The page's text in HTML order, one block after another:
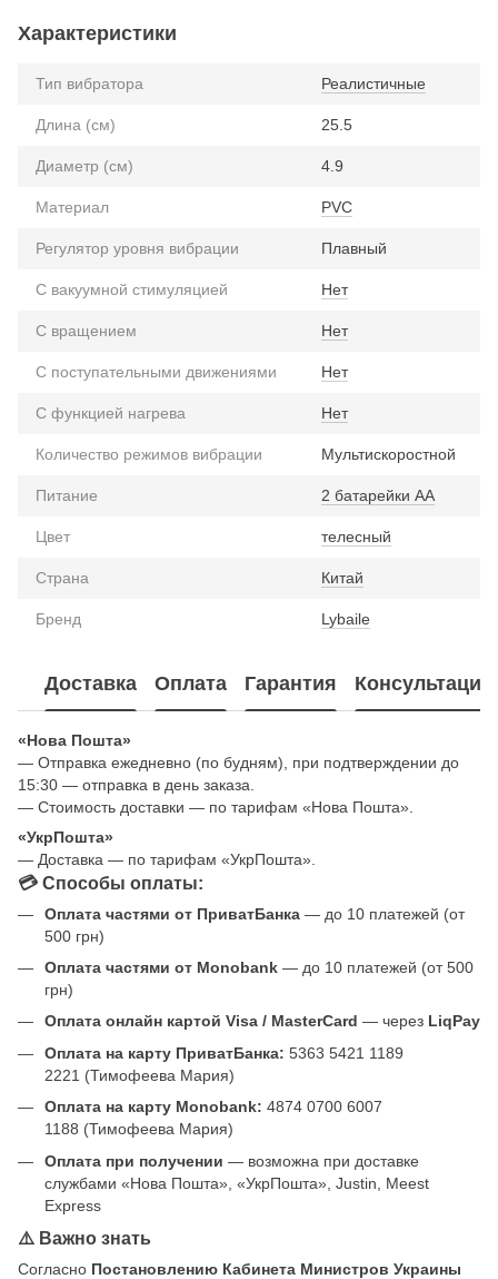
Характеристики
Тип вибратора Реалистичные
Длина (см) 25.5
Диаметр (см) 4.9
Материал PVC
Регулятор уровня вибрации Плавный
С вакуумной стимуляцией Нет
С вращением Нет
С поступательными движениями Нет
С функцией нагрева Нет
Количество режимов вибрации Мультискоростной
Питание 2 батарейки АА
Цвет телесный
Страна Китай
Бренд Lybaile
Доставка Оплата Гарантия Консультация
«Нова Пошта»
— Отправка ежедневно (по будням), при подтверждении до
15:30 — отправка в день заказа.
— Стоимость доставки — по тарифам «Нова Пошта».
«УкрПошта»
— Доставка — по тарифам «УкрПошта».
💳 Способы оплаты:
Оплата частями от ПриватБанка — до 10 платежей (от
500 грн)
Оплата частями от Monobank — до 10 платежей (от 500
грн)
Оплата онлайн картой Visa / MasterCard — через LiqPay
Оплата на карту ПриватБанка: 5363 5421 1189
2221 (Тимофеева Мария)
Оплата на карту Monobank: 4874 0700 6007
1188 (Тимофеева Мария)
Оплата при получении — возможна при доставке
службами «Нова Пошта», «УкрПошта», Justin, Meest
Express
⚠️ Важно знать
Согласно Постановлению Кабинета Министров Украины